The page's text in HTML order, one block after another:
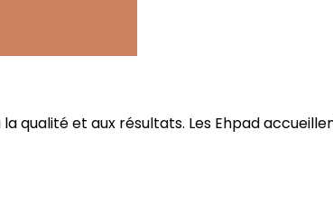
et aux résultats. Les Ehpad